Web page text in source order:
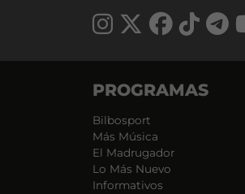
PROGRAMAS
Bilbosport
Más Música
El Madrugador
Lo Más Nuevo
Informativos